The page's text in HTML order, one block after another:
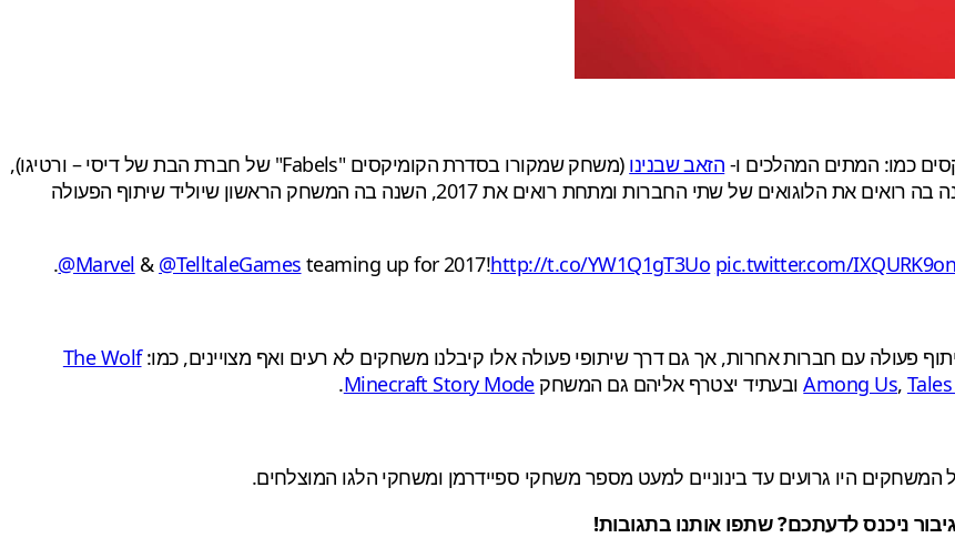
כמו: המתים המהלכים ו- הזאב שבנינו
(משחק שמקורו בסדרת הקומיקסים "Fabels" של חברת הבת של דיסי – ורטיגו),
הכריזה בטוויטר על שיתוף פעולה עם חברת Marvel, עם שחרור תמונה בה רואים את הלוגואים של שתי החברות ומתחת רואים את 2017, השנה בה המשחק הראשון שיוליד שיתוף הפעולה
.@Marvel & @TelltaleGames teaming up for 2017!http://t.co/YW1Q1gT3Uo pic.twitter.com/
The Wolf
Among Us, ובעתיד יצטרף אליהם גם המשחקMinecraft Story Mode
.
היו גרועים עד בינוניים למעט מספר משחקי ספיידרמן ומשחקי הלגו המוצלחים.
ניכנס לדעתכם? שתפו אותנו בתגובות!